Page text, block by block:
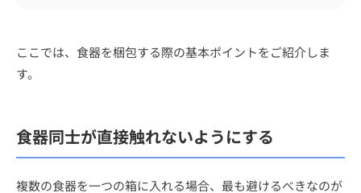
ここでは、食器を梱包する際の基本ポイントをご紹介しま
す。
食器同士が直接触れないようにする
複数の食器を一つの箱に入れる場合、最も避けるべきなのが